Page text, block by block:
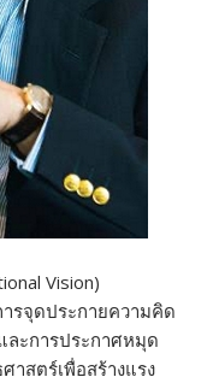
Vision)
รจุดประกายความคิด
ะการประกาศหมุด
าสตร์เพื่อสร้างแรง